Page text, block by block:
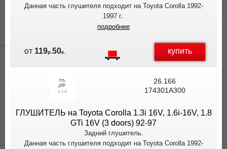
Данная часть глушителя подходит на Toyota Corolla 1992-
1997 г..
подробнее
от 119р.50к. купить
26.166
174301A300
ГЛУШИТЕЛЬ на Toyota Corolla 1.3i 16V, 1.6i-16V, 1.8
GTi 16V (3 doors) 92-97
Задний глушитель.
Данная часть глушителя подходит на Toyota Corolla 1992-